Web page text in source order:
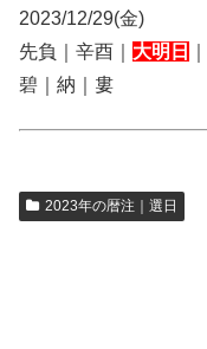
2023/12/29(金)
先負｜辛酉｜ 大明日
碧｜納｜婁
2023年の暦注｜選日